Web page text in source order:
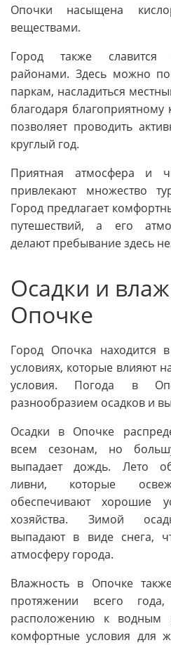
Опочки насыщена
веществами.
Город также славится
районами. Здесь можно
паркам, насладиться
благодаря благоприятному
позволяет проводить
круглый год.
Приятная атмосфера и
привлекают множество
Город предлагает
путешествий, а его
делают пребывание здесь
Осадки и
Опочке
Город Опочка находится
условиях, которые влияют
условия. Погода в
разнообразием осадков и
Осадки в Опочке
всем сезонам, но
выпадает дождь. Лето
ливни, которые
обеспечивают хорошие
хозяйства. Зимой
выпадают в виде снега,
атмосферу города.
Влажность в Опочке
протяжении всего
расположению к водным
комфортные условия для